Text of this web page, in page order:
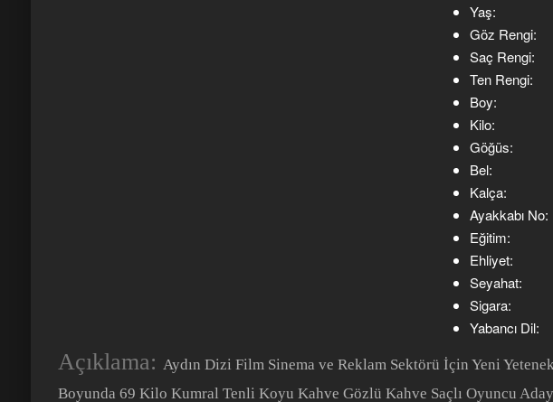
Yaş:
Göz Rengi:
Saç Rengi:
Ten Rengi:
Boy:
Kilo:
Göğüs:
Bel:
Kalça:
Ayakkabı No:
Eğitim:
Ehliyet:
Seyahat:
Sigara:
Yabancı Dil:
Açıklama: Aydın Dizi Film Sinema ve Reklam Sektörü İçin Yeni
Boyunda 69 Kilo Kumral Tenli Koyu Kahve Gözlü Kahve Saçlı Oyuncu